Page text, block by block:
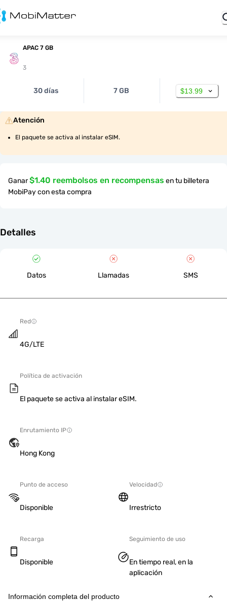
APAC 7 GB
3
30 días 7 GB $13.99
Atención
El paquete se activa al instalar eSIM.
Ganar$1.40 reembolsos en recompensas en tu billetera
MobiPay con esta compra
Detalles
Datos Llamadas SMS
Red
4G/LTE
Política de activación
El paquete se activa al instalar eSIM.
Enrutamiento IP
Hong Kong
Punto de acceso
Disponible
Velocidad
Irrestricto
Recarga
Disponible
Seguimiento de uso
En tiempo real, en la
aplicación
Información completa del producto